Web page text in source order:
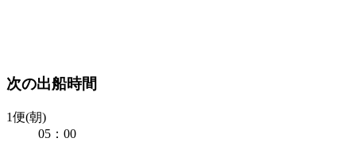
次の出船時間
1便(朝)
05：00